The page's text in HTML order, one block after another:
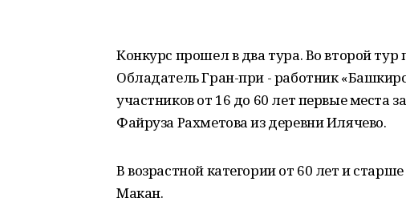
Конкурс прошел в два тура. Во второй
Обладатель Гран-при - работник
участников от 16 до 60 лет первые места
Файруза Рахметова из деревни Илячево.
В возрастной категории от 60 лет и
Макан.